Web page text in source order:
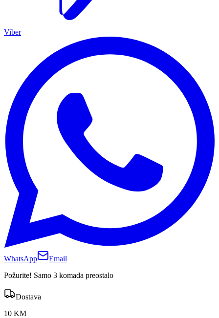
Viber
WhatsApp
Email
Požurite! Samo 3 komada preostalo
Dostava
10 KM